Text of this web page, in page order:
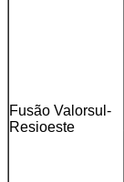
Fusão Valorsul-
Resioeste